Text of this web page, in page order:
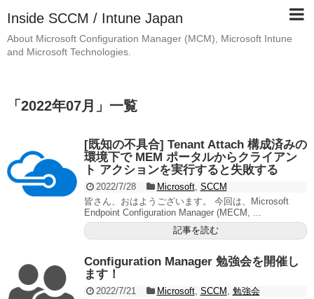
Inside SCCM / Intune Japan
About Microsoft Configuration Manager (MCM), Microsoft Intune
and Microsoft Technologies.
「 2022年07月 」 一覧
[既知の不具合] Tenant Attach 構成済みの
環境下で MEM ポータルからクライアン
ト アクションを実行すると失敗する
2022/7/28 Microsoft, SCCM
皆さん、おはようございます。 今回は、Microsoft
Endpoint Configuration Manager (MECM, ...
記事を読む
Configuration Manager 勉強会を開催し
ます！
2022/7/21 Microsoft, SCCM
勉強会